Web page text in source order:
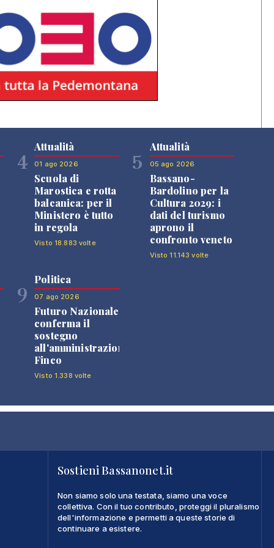
4
Attualità
01 ago 2026
Scuola di
Marostica e rotta
balcanica: per il
Ministero è tutto
in regola
Visto 18.883 volte
5
Attualità
05 ago 2026
Bassano-
Bardolino per la
Cultura 2029: i
dati del turismo
aprono il
confronto veneto
Visto 11.143 volte
9
Politica
07 ago 2026
Futuro Nazionale
conferma il
sostegno
all'amministrazione
Finco
Visto 1.338 volte
Sostieni Bassanonet.it
Non siamo solo una testata, siamo una voce
collettiva. Con il tuo contributo, proteggi il pluralismo
dell'informazione e permetti a queste storie di
continuare a esistere.